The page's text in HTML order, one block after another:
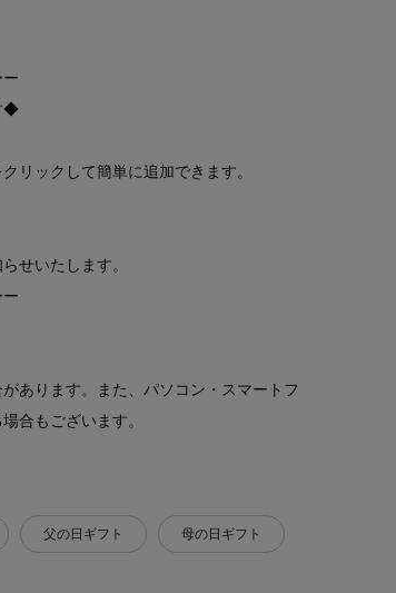
◆
リックして簡単に追加できます。
せいたします。
あります。また、パソコン・スマートフ
合もございます。
父の日ギフト 母の日ギフト